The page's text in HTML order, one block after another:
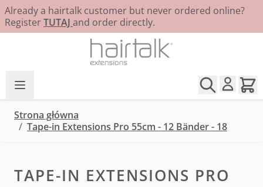
Already a hairtalk customer but never ordered online?
RegisterTUTAJ and order directly.
Strona główna
/ Tape-in Extensions Pro 55cm - 12 Bänder - 18
TAPE-IN EXTENSIONS PRO